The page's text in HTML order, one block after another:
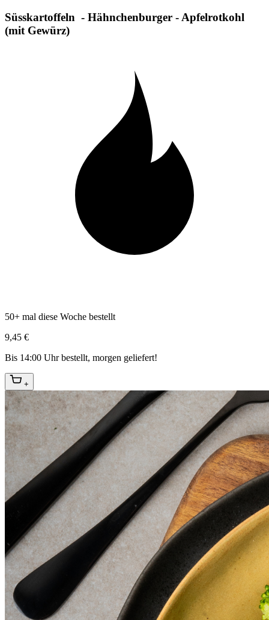
Süsskartoffeln - Hähnchenburger - Apfelrotkohl
(mit Gewürz)
50+ mal diese Woche bestellt
9,45 €
Bis 14:00 Uhr bestellt, morgen geliefert!
+